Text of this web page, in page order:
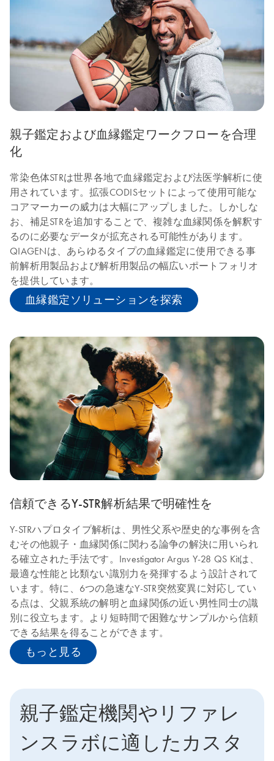
親子鑑定および血縁鑑定ワークフローを合理
化
常染色体STRは世界各地で血縁鑑定および法医学解析に使
用されています。拡張CODISセットによって使用可能な
コアマーカーの威力は大幅にアップしました。しかしな
お、補足STRを追加することで、複雑な血縁関係を解釈す
るのに必要なデータが拡充される可能性があります。
QIAGENは、あらゆるタイプの血縁鑑定に使用できる事
前解析用製品および解析用製品の幅広いポートフォリオ
を提供しています。
血縁鑑定ソリューションを探索
信頼できるY-STR解析結果で明確性を
Y-STRハプロタイプ解析は、男性父系や歴史的な事例を含
むその他親子・血縁関係に関わる論争の解決に用いられ
る確立された手法です。Investigator Argus Y-28 QS Kitは、
最適な性能と比類ない識別力を発揮するよう設計されて
います。特に、6つの急速なY-STR突然変異に対応してい
る点は、父親系統の解明と血縁関係の近い男性同士の識
別に役立ちます。より短時間で困難なサンプルから信頼
できる結果を得ることができます。
もっと見る
親子鑑定機関やリファレ
ンスラボに適したカスタ